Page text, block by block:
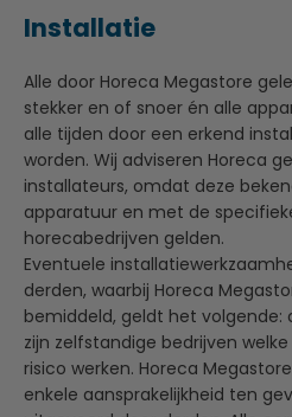
Installatie
Alle door Horeca Megastore
stekker en of snoer én alle
alle tijden door een erkend
worden. Wij adviseren Horeca
installateurs, omdat deze
apparatuur en met de
horecabedrijven gelden.
Eventuele
derden, waarbij Horeca
bemiddeld, geldt het volgende:
zijn zelfstandige bedrijven
risico werken. Horeca
enkele aansprakelijkheid ten